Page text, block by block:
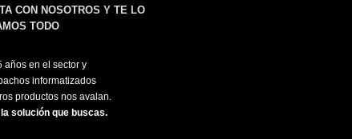
CON NOSOTROS Y TE LO
TODO
años en el sector y
informatizados
productos nos avalan.
solución que buscas.